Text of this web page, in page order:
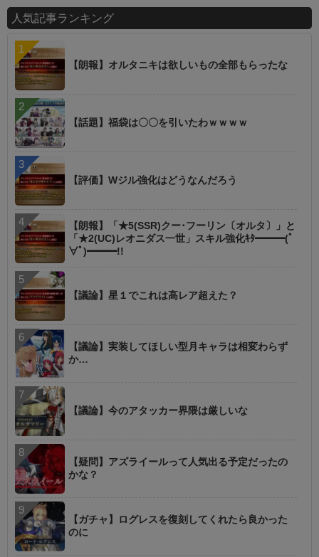
人気記事ランキング
【朗報】オルタニキは欲しいもの全部もらったな
【話題】福袋は〇〇を引いたわｗｗｗｗ
【評価】Wジル強化はどうなんだろう
【朗報】「★5(SSR)クー･フーリン〔オルタ〕」と
「★2(UC)レオニダス一世」スキル強化ｷﾀ━━━(ﾟ
∀ﾟ)━━━!!
【議論】星１でこれは高レア超えた？
【議論】実装してほしい型月キャラは相変わらず
か…
【議論】今のアタッカー界隈は厳しいな
【疑問】アズライールって人気出る予定だったの
かな？
【ガチャ】ログレスを復刻してくれたら良かった
のに